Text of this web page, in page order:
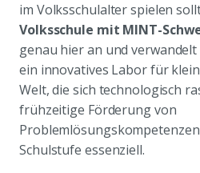
im Volksschulalter spielen
Volksschule mit MINT-
genau hier an und
ein innovatives Labor für
Welt, die sich technologisch
frühzeitige Förderung von
Schulstufe essenziell.